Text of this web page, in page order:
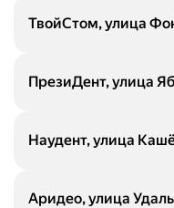
ТвойСтом, улица
ПрезиДент, улица
Наудент, улица
Аридео, улица